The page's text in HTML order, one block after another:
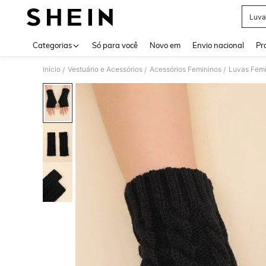
Categorias Só para você Novo em Envio nacional
Início / Vestuário e Acessórios / Acessórios Femininos / Luvas